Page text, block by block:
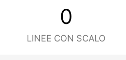
0
LINEE CON SCALO